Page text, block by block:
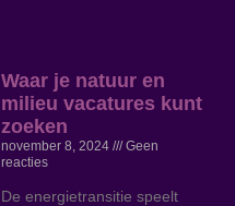
Waar je natuur en
milieu vacatures kunt
zoeken
november 8, 2024
Geen
reacties
De energietransitie speelt